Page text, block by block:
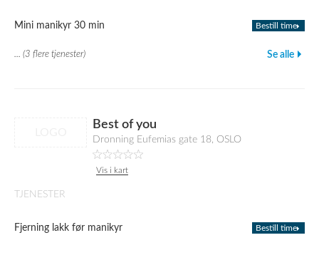
Mini manikyr 30 min Bestill time
... (3 flere tjenester) Se alle
Best of you
Dronning Eufemias gate 18, OSLO
Vis i kart
TJENESTER
Fjerning lakk før manikyr Bestill time